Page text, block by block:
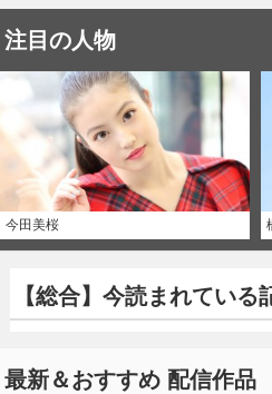
注目の人物
今田美桜
【総合】今読まれている
最新＆おすすめ 配信作品